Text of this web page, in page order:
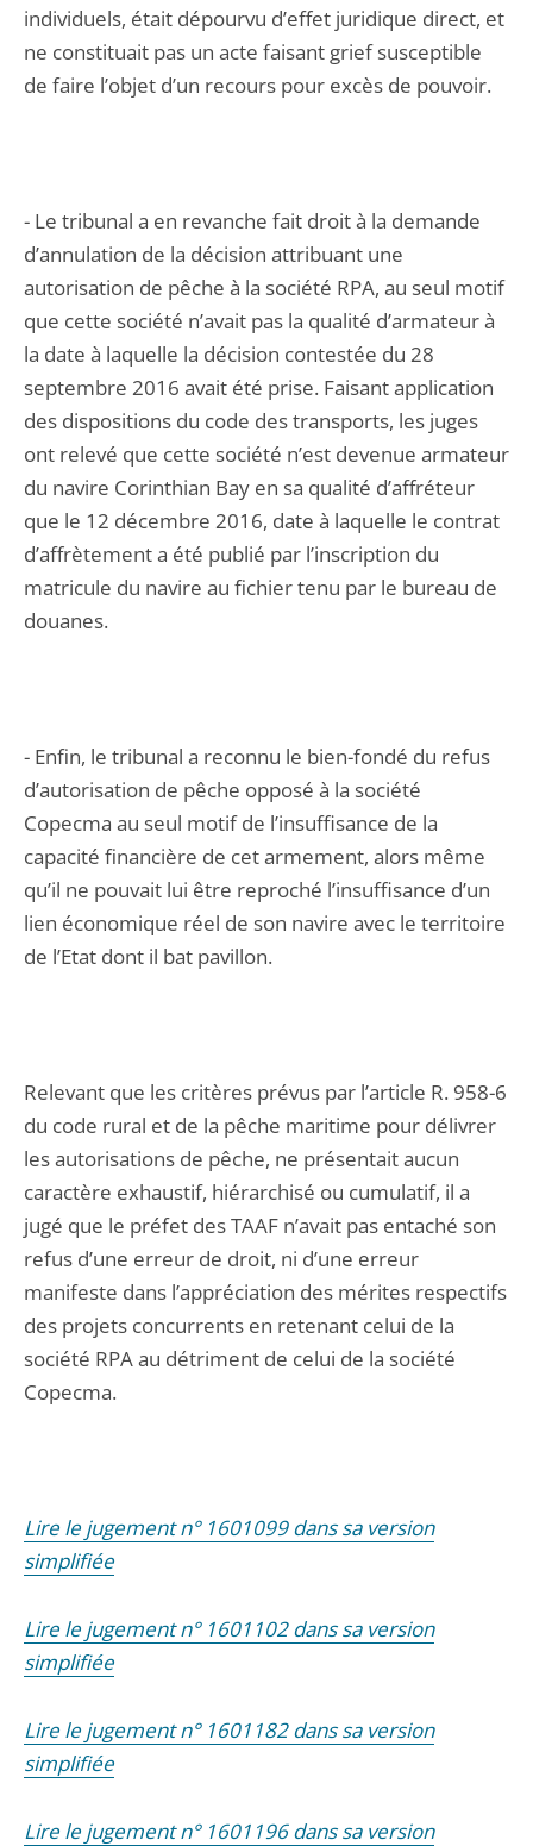
individuels, était dépourvu d’effet juridique direct, et
ne constituait pas un acte faisant grief susceptible
de faire l’objet d’un recours pour excès de pouvoir.
- Le tribunal a en revanche fait droit à la demande
d’annulation de la décision attribuant une
autorisation de pêche à la société RPA, au seul motif
que cette société n’avait pas la qualité d’armateur à
la date à laquelle la décision contestée du 28
septembre 2016 avait été prise. Faisant application
des dispositions du code des transports, les juges
ont relevé que cette société n’est devenue armateur
du navire Corinthian Bay en sa qualité d’affréteur
que le 12 décembre 2016, date à laquelle le contrat
d’affrètement a été publié par l’inscription du
matricule du navire au fichier tenu par le bureau de
douanes.
- Enfin, le tribunal a reconnu le bien-fondé du refus
d’autorisation de pêche opposé à la société
Copecma au seul motif de l’insuffisance de la
capacité financière de cet armement, alors même
qu’il ne pouvait lui être reproché l’insuffisance d’un
lien économique réel de son navire avec le territoire
de l’Etat dont il bat pavillon.
Relevant que les critères prévus par l’article R. 958-6
du code rural et de la pêche maritime pour délivrer
les autorisations de pêche, ne présentait aucun
caractère exhaustif, hiérarchisé ou cumulatif, il a
jugé que le préfet des TAAF n’avait pas entaché son
refus d’une erreur de droit, ni d’une erreur
manifeste dans l’appréciation des mérites respectifs
des projets concurrents en retenant celui de la
société RPA au détriment de celui de la société
Copecma.
Lire le jugement n° 1601099 dans sa version
simplifiée
Lire le jugement n° 1601102 dans sa version
simplifiée
Lire le jugement n° 1601182 dans sa version
simplifiée
Lire le jugement n° 1601196 dans sa version